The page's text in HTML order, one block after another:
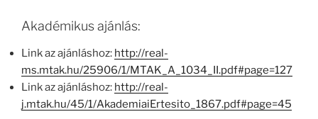
Akadémikus ajánlás:
Link az ajánláshoz: http://real-
ms.mtak.hu/25906/1/MTAK_A_1034_II.pdf#page=127
Link az ajánláshoz: http://real-
j.mtak.hu/45/1/AkademiaiErtesito_1867.pdf#page=45